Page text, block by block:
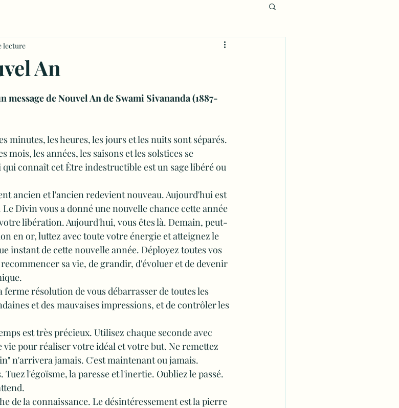
An
lecture
message de Nouvel An de Swami Sivananda (1887-
minutes, les heures, les jours et les nuits sont séparés.
les années, les saisons et les solstices se
connaît cet Être indestructible est un sage libéré ou
ancien et l'ancien redevient nouveau. Aujourd'hui est
Divin vous a donné une nouvelle chance cette année
libération. Aujourd'hui, vous êtes là. Demain, peut-
en or, luttez avec toute votre énergie et atteignez le
instant de cette nouvelle année. Déployez toutes vos
sa vie, de grandir, d'évoluer et de devenir
résolution de vous débarrasser de toutes les
et des mauvaises impressions, et de contrôler les
est très précieux. Utilisez chaque seconde avec
pour réaliser votre idéal et votre but. Ne remettez
n'arrivera jamais. C'est maintenant ou jamais.
l'égoïsme, la paresse et l'inertie. Oubliez le passé.
de la connaissance. Le désintéressement est la pierre